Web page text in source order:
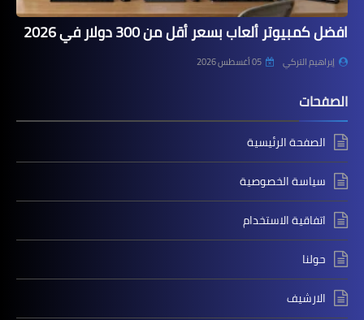
افضل كمبيوتر ألعاب بسعر أقل من 300 دولار في 2026
إبراهيم التركي 05 أغسطس 2026
الصفحات
الصفحة الرئيسية
سياسة الخصوصية
اتفاقية الاستخدام
حولنا
الارشيف